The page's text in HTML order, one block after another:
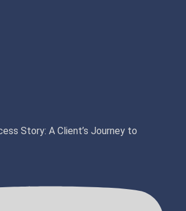
Story: A Client’s Journey to